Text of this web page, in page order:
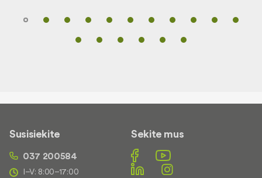
Susisiekite
037 200584
I–V: 8:00–17:00
Sekite mus